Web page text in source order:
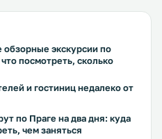
экскурсии по
посмотреть, сколько
и гостиниц недалеко от
по Праге на два дня: куда
чем заняться